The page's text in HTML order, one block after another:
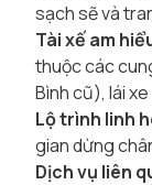
sạch sẽ và
Tài xế am
thuộc các
Bình cũ), lái
Lộ trình linh
gian dừng
Dịch vụ liên